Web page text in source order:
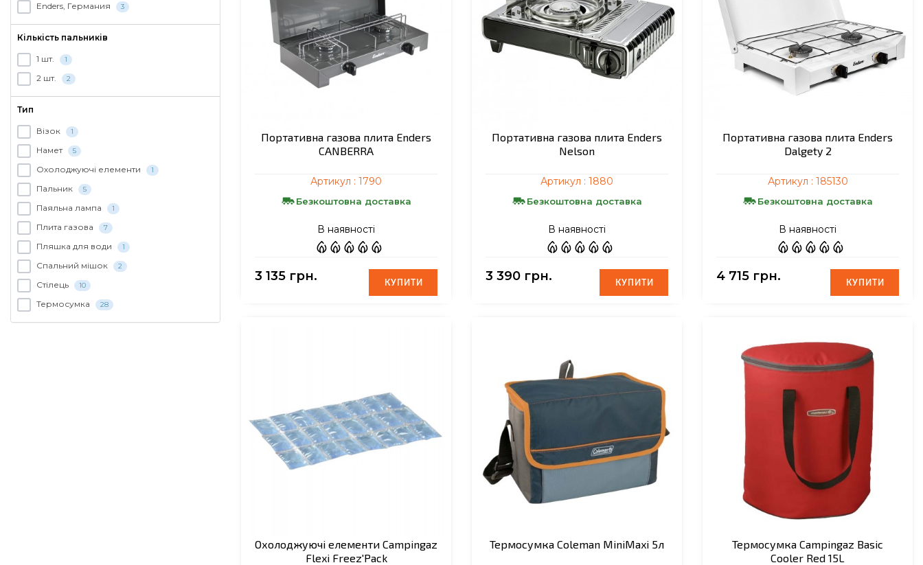
Enders, Германия 3
Кількість пальників
1 шт. 1
2 шт. 2
Тип
Візок 1
Намет 5
Охолоджуючі елементи 1
Пальник 5
Паяльна лампа 1
Плита газова 7
Пляшка для води 1
Спальний мішок 2
Стілець 10
Термосумка 28
Портативна газова плита Enders
CANBERRA
Артикул : 1790
Безкоштовна доставка
В наявності
3 135 грн. КУПИТИ
КУПИТИ
Портативна газова плита Enders
Nelson
Артикул : 1880
Безкоштовна доставка
В наявності
3 390 грн. КУПИТИ
КУПИТИ
Портативна газова плита Enders
Dalgety 2
Артикул : 185130
Безкоштовна доставка
В наявності
4 715 грн. КУПИТИ
КУПИТИ
Охолоджуючі елементи Campingaz
Flexi Freez'Pack
Термосумка Coleman MiniMaxi 5л
Термосумка Campingaz Basic
Cooler Red 15L